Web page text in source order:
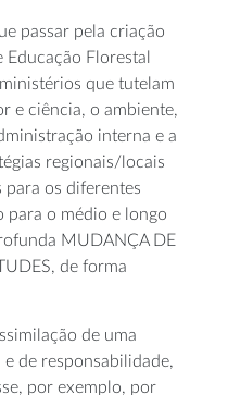
passar pela criação
Florestal
que tutelam
e ciência, o ambiente,
interna e a
regionais/locais
os diferentes
para o médio e longo
MUDANÇA DE
de forma
de uma
de responsabilidade,
por exemplo, por